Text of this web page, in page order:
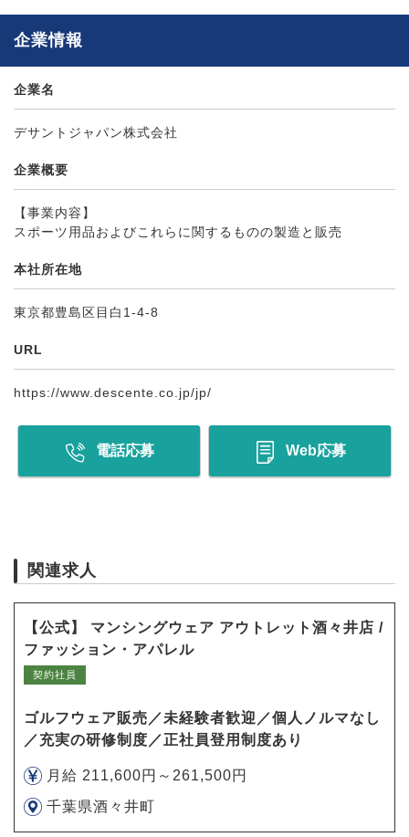
企業情報
企業名
デサントジャパン株式会社
企業概要
【事業内容】
スポーツ用品およびこれらに関するものの製造と販売
本社所在地
東京都豊島区目白1-4-8
URL
https://www.descente.co.jp/jp/
電話応募 Web応募
関連求人
【公式】 マンシングウェア アウトレット酒々井店 /
ファッション・アパレル
契約社員
ゴルフウェア販売／未経験者歓迎／個人ノルマなし
／充実の研修制度／正社員登用制度あり
月給 211,600円～261,500円
千葉県酒々井町